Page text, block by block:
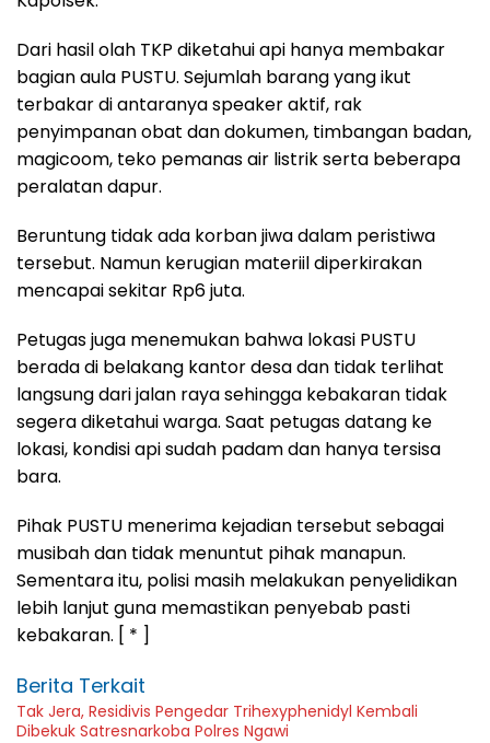
Dari hasil olah TKP diketahui api hanya membakar
bagian aula PUSTU. Sejumlah barang yang ikut
terbakar di antaranya speaker aktif, rak
penyimpanan obat dan dokumen, timbangan badan,
magicoom, teko pemanas air listrik serta beberapa
peralatan dapur.
Beruntung tidak ada korban jiwa dalam peristiwa
tersebut. Namun kerugian materiil diperkirakan
mencapai sekitar Rp6 juta.
Petugas juga menemukan bahwa lokasi PUSTU
berada di belakang kantor desa dan tidak terlihat
langsung dari jalan raya sehingga kebakaran tidak
segera diketahui warga. Saat petugas datang ke
lokasi, kondisi api sudah padam dan hanya tersisa
bara.
Pihak PUSTU menerima kejadian tersebut sebagai
musibah dan tidak menuntut pihak manapun.
Sementara itu, polisi masih melakukan penyelidikan
lebih lanjut guna memastikan penyebab pasti
kebakaran. [ * ]
Berita Terkait
Tak Jera, Residivis Pengedar Trihexyphenidyl Kembali
Dibekuk Satresnarkoba Polres Ngawi